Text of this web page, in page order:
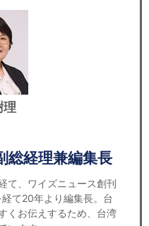
理
総経理兼編集長
て、ワイズニュース創刊
て20年より編集長。台
くお伝えするため、台湾